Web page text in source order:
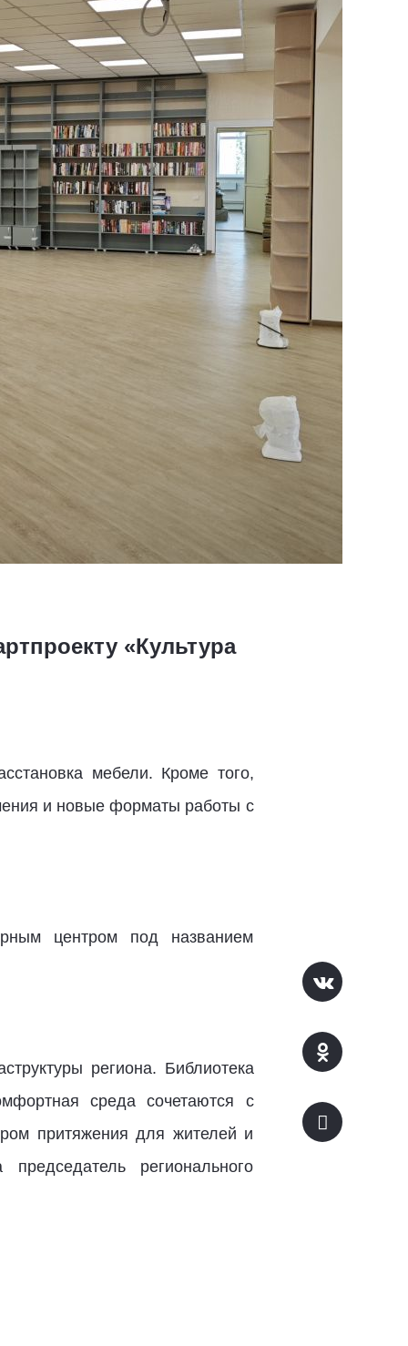
«Культура
мебели. Кроме того,
и новые форматы работы с
центром под названием
региона. Библиотека
среда сочетаются с
притяжения для жителей и
регионального